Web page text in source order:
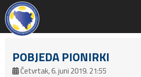
POBJEDA PIONIRKI
Četvrtak, 6. juni 2019. 21:55